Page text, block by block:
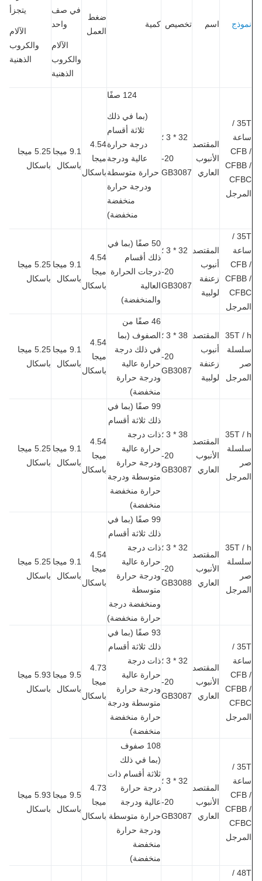
اسم تخصيص كمية
العمل
في صف
والكروب
الذهنية
والكروب
الذهنية
35T /
المقتصد
الأنبوب
العاري
GB3087
(بما في ذلك
ثلاثة أقسام
درجة حرارة
عالية ودرجة
حرارة متوسطة
ودرجة حرارة
منخفضة
منخفضة)
4.54
ميجا
باسكال
9.1 ميجا
باسكال
5.25 ميجا
باسكال
35T /
المقتصد
أنبوب
زعنفة
لولبية
32 * 3 ؛
GB3087
50 صفًا (بما في
ذلك أقسام
درجات الحرارة
العالية
والمنخفضة)
ميجا
باسكال
9.1 ميجا
باسكال
5.25 ميجا
باسكال
35T
المقتصد
أنبوب
زعنفة
لولبية
38 * 3 ؛
GB3087
46 صفًا من
الصفوف (بما
في ذلك درجة
حرارة عالية
ودرجة حرارة
منخفضة)
ميجا
باسكال
9.1 ميجا
باسكال
5.25 ميجا
باسكال
35T
المقتصد
الأنبوب
العاري
GB3087
99 صفًا (بما في
ذلك ثلاثة أقسام
ذات درجة
حرارة عالية
ودرجة حرارة
متوسطة ودرجة
حرارة منخفضة
منخفضة)
باسكال
9.1 ميجا
باسكال
5.25 ميجا
باسكال
35T
المقتصد
الأنبوب
العاري
GB3088
99 صفًا (بما في
ذلك ثلاثة أقسام
ذات درجة
حرارة عالية
ودرجة حرارة
متوسطة
ومنخفضة درجة
حرارة منخفضة)
باسكال
9.1 ميجا
باسكال
5.25 ميجا
باسكال
35T /
المقتصد
الأنبوب
العاري
GB3087
93 صفًا (بما في
ذلك ثلاثة أقسام
ذات درجة
حرارة عالية
ودرجة حرارة
متوسطة ودرجة
حرارة منخفضة
منخفضة)
باسكال
9.5 ميجا
باسكال
5.93 ميجا
باسكال
35T /
المقتصد
الأنبوب
العاري
GB3087
108 صفوف
(بما في ذلك
ثلاثة أقسام ذات
درجة حرارة
عالية ودرجة
حرارة متوسطة
ودرجة حرارة
منخفضة
منخفضة)
4.73
ميجا
باسكال
9.5 ميجا
باسكال
5.93 ميجا
باسكال
48T /